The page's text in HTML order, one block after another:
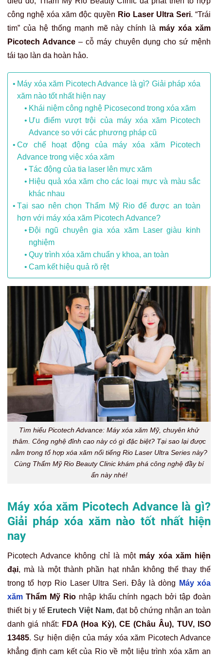
công nghệ xóa xăm độc quyền Rio Laser Ultra Seri. “Trái
tim” của hệ thống mạnh mẽ này chính là máy xóa xăm
Picotech Advance – cỗ máy chuyên dụng cho sứ mệnh
tái tạo làn da hoàn hảo.
Máy xóa xăm Picotech Advance là gì? Giải pháp xóa
xăm nào tốt nhất hiện nay
Khái niệm công nghệ Picosecond trong xóa xăm
Ưu điểm vượt trội của máy xóa xăm Picotech
Advance so với các phương pháp cũ
Cơ chế hoạt động của máy xóa xăm Picotech
Advance trong việc xóa xăm
Tác động của tia laser lên mực xăm
Hiệu quả xóa xăm cho các loại mực và màu sắc
khác nhau
Tại sao nên chọn Thẩm Mỹ Rio để được an toàn
hơn với máy xóa xăm Picotech Advance?
Đội ngũ chuyên gia xóa xăm Laser giàu kinh
nghiệm
Quy trình xóa xăm chuẩn y khoa, an toàn
Cam kết hiệu quả rõ rệt
Tìm hiểu Picotech Advance: Máy xóa xăm Mỹ, chuyên khử
thâm. Công nghệ đỉnh cao này có gì đặc biệt? Tại sao lại được
nằm trong tổ hợp xóa xăm nổi tiếng Rio Laser Ultra Series này?
Cùng Thẩm Mỹ Rio Beauty Clinic khám phá công nghệ đầy bí
ẩn này nhé!
Máy xóa xăm Picotech Advance là gì?
Giải pháp xóa xăm nào tốt nhất hiện
nay
Picotech Advance không chỉ là một máy xóa xăm hiện
đại, mà là một thành phần hạt nhân không thể thay thế
trong tổ hợp Rio Laser Ultra Seri. Đây là dòng
Máy xóa
xăm Thẩm Mỹ Rionhập khẩu chính ngạch bởi tập đoàn
thiết bị y tếErutech Việt Nam, đạt bộ chứng nhận an toàn
danh giá nhất: FDA (Hoa Kỳ), CE (Châu Âu), TUV, ISO
13485. Sự hiện diện của máy xóa xăm Picotech Advance
khẳng định cam kết của Rio về một liệu trình xóa xăm an